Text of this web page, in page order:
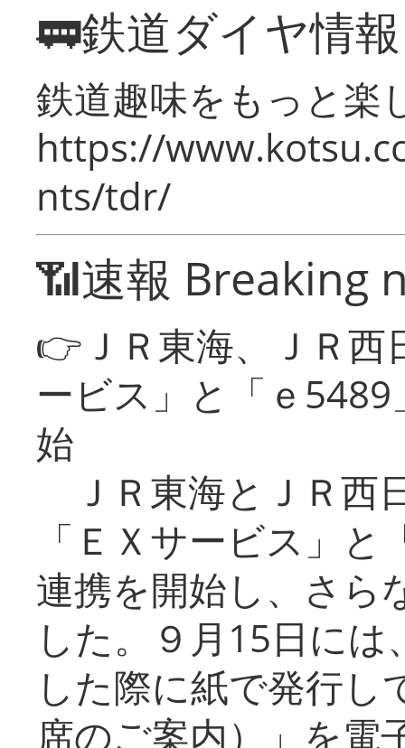
🚃鉄道ダイヤ情
鉄道趣味をもっと楽
https://
nts/tdr/
📶速報 Breaking
👉ＪＲ東海、ＪＲ
ービス」と「ｅ
始
ＪＲ東海とＪＲ西
「ＥＸサービス」
連携を開始し、さら
した。９月15日に
した際に紙で発行し
席のご案内）」を電